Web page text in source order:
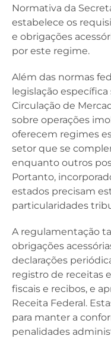
Normativa da
estabelece os
e obrigações
por este regime.
Além das normas
legislação
Circulação de
sobre operações
oferecem regimes
setor que se
enquanto outros
Portanto,
estados precisam
particularidades
A regulamentação
obrigações
declarações
registro de receitas
fiscais e recibos, e
Receita Federal.
para manter a
penalidades